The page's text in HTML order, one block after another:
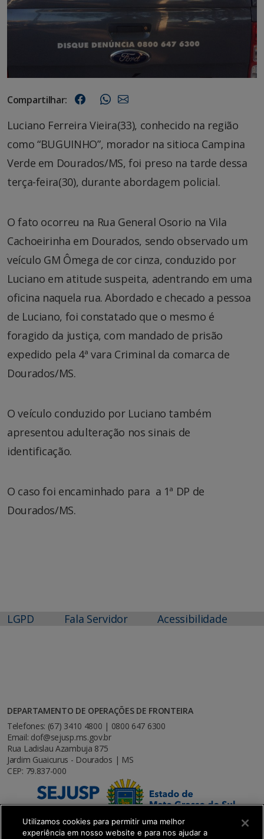
Compartilhar:
Luciano Ferreira Vieira(33), conhecido na região
como “BUGUINHO”, morador na sitioca Campina
Verde em Dourados/MS, foi preso na tarde dessa
terça-feira(30), durante abordagem policial.
O fato ocorreu na Rua General Osorio na Vila
Cachoeirinha em Dourados, sendo observado um
veículo GM Ômega de cor cinza, conduzido por
Luciano em atitude suspeita, adentrando em uma
oficina naquela rua. Abordado e checado a pessoa
de Luciano, foi constatado que o mesmo é
foragido da justiça, com mandado de prisão
expedido pela 4ª vara Criminal da comarca de
Dourados/MS.
O veículo conduzido por Luciano também
apresentou adulteração nos sinais de
identificação.
O caso foi encaminhado para a 1ª DP de
Dourados/MS.
LGPD Fala Servidor Acessibilidade
DEPARTAMENTO DE OPERAÇÕES DE FRONTEIRA
Telefones: (67) 3410 4800 | 0800 647 6300
Email: dof@sejusp.ms.gov.br
Rua Ladislau Azambuja 875
Jardim Guaicurus - Dourados | MS
CEP: 79.837-000
Utilizamos cookies para permitir uma melhor
experiência em nosso website e para nos ajudar a